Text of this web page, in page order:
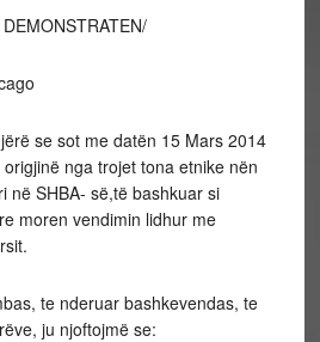
se sot me datën 15 Mars 2014
nga trojet tona etnike nën
në SHBA- së,të bashkuar si
moren vendimin lidhur me
te nderuar bashkevendas, te
ju njoftojmë se: